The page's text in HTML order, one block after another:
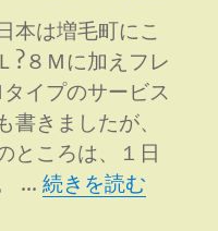
本は増毛町にこ
?８Ｍに加えフレ
イプのサービス
書きましたが、
ところは、１日
…“フレッツＡＤＳ
続きを読む